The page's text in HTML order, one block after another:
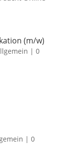
(m/w)
| 0
| 0